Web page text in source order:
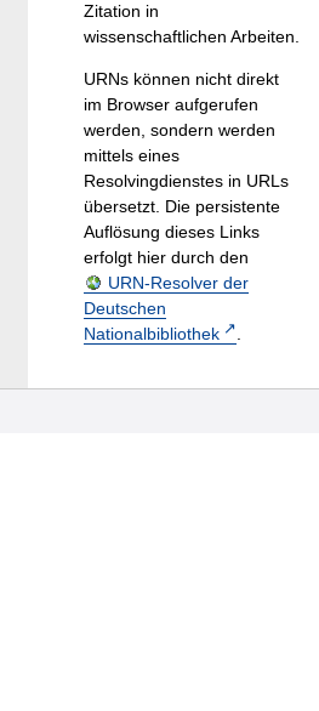
Zitation in
wissenschaftlichen Arbeiten.
URNs können nicht direkt
im Browser aufgerufen
werden, sondern werden
mittels eines
Resolvingdienstes in URLs
übersetzt. Die persistente
Auflösung dieses Links
erfolgt hier durch den
URN-Resolver der
Deutschen
Nationalbibliothek
.